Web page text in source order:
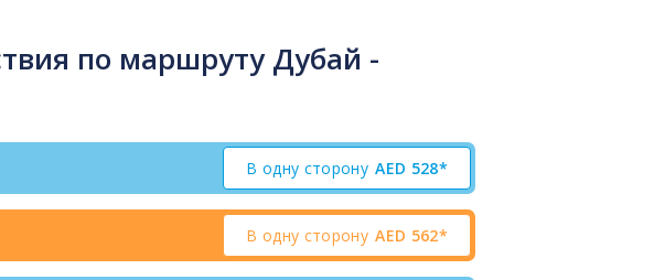
по маршруту Дубай -
В одну сторону AED 528*
В одну сторону AED 562*